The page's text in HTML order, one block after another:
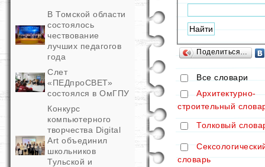
В Томской области
состоялось
чествование
лучших педагогов
года
Слет
«ПЕДпроСВЕТ»
состоялся в ОмГПУ
Конкурс
компьютерного
творчества Digital
Art объединил
школьников
Тульской и
Поделиться…
Все словари
Архитектурно-
строительный
Толковый
словарь